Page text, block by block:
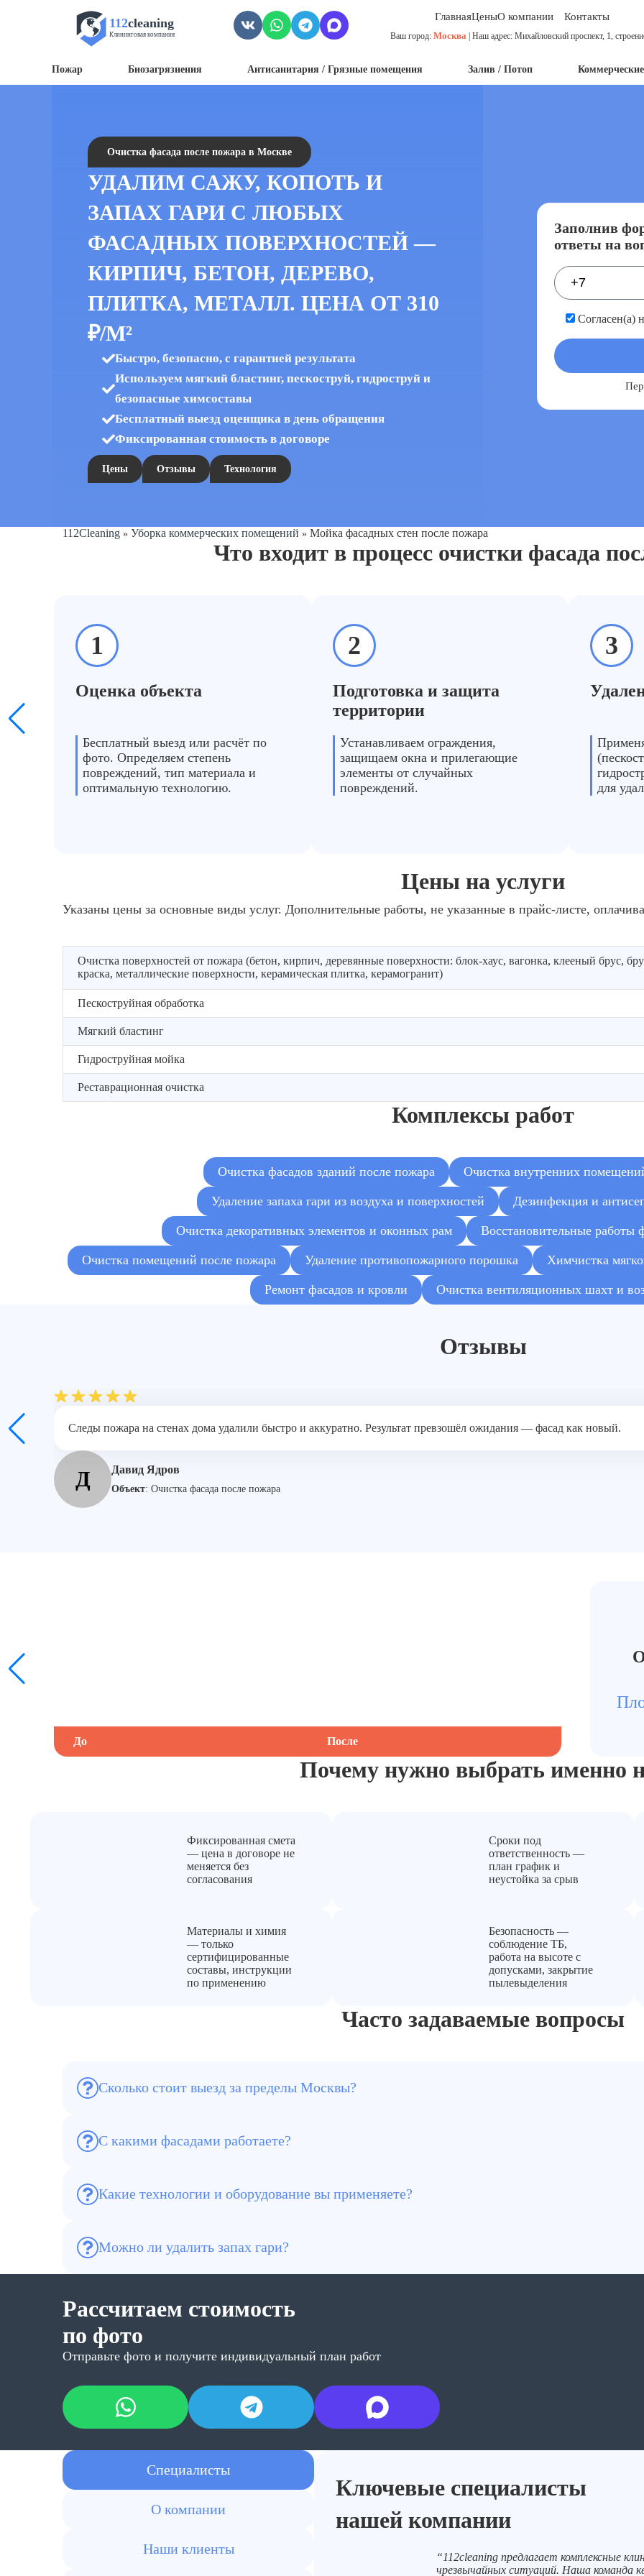
112cleaning
Клининговая компания
ГлавнаяЦеныО компании Контакты
Ваш город: Москва | Наш адрес: Михайловский проспект, 1,
Пожар Биозагрязнения Антисанитария / Грязные помещения Залив / Потоп Коммерческие
Очистка фасада после пожара в Москве
УДАЛИМ САЖУ, КОПОТЬ И
ЗАПАХ ГАРИ С ЛЮБЫХ
ФАСАДНЫХ ПОВЕРХНОСТЕЙ —
КИРПИЧ, БЕТОН, ДЕРЕВО,
ПЛИТКА, МЕТАЛЛ. ЦЕНА ОТ 310
₽/М²
Быстро, безопасно, с гарантией результата
Используем мягкий бластинг, пескоструй, гидроструй и
безопасные химсоставы
Бесплатный выезд оценщика в день обращения
Фиксированная стоимость в договоре
Цены Отзывы Технология
Заполнив
ответы на
Согласен(а)
112Cleaning » Уборка коммерческих помещений » Мойка фасадных стен после пожара
Что входит в процесс очистки фасада
1
Оценка объекта
Бесплатный выезд или расчёт по
фото. Определяем степень
повреждений, тип материала и
оптимальную технологию.
2
Подготовка и защита
территории
Устанавливаем ограждения,
защищаем окна и прилегающие
элементы от случайных
повреждений.
3
для
Цены на услуги
Указаны цены за основные виды услуг. Дополнительные работы, не указанные в прайс-листе,
Очистка поверхностей от пожара (бетон, кирпич, деревянные поверхности: блок-хаус, вагонка, клееный брус,
краска, металлические поверхности, керамическая плитка, керамогранит)
Пескоструйная обработка
Мягкий бластинг
Гидроструйная мойка
Реставрационная очистка
Комплексы работ
Очистка фасадов зданий после пожара Очистка внутренних
Удаление запаха гари из воздуха и поверхностей Дезинфекция и
Очистка декоративных элементов и оконных рам Восстановительные работы
Очистка помещений после пожара Удаление противопожарного порошка Химчистка
Ремонт фасадов и кровли Очистка вентиляционных шахт и
Отзывы
Следы пожара на стенах дома удалили быстро и аккуратно. Результат превзошёл ожидания — фасад как новый.
Д Давид Ядров
Объект: Очистка фасада после пожара
До После
Почему нужно выбрать именно
Фиксированная смета
— цена в договоре не
меняется без
согласования
Сроки под
ответственность —
план график и
неустойка за срыв
Материалы и химия
— только
сертифицированные
составы, инструкции
по применению
Безопасность —
соблюдение ТБ,
работа на высоте с
допусками, закрытие
пылевыделения
Часто задаваемые вопросы
Сколько стоит выезд за пределы Москвы?
По Москве и до 10 км за МКАД — бесплатно. Дальше — по договорённости.
С какими фасадами работаете?
Кирпич, бетон, дерево, камень, металл, плитка.
Какие технологии и оборудование вы применяете?
Оборудование и инвентарь: • роторные машины • механические, электромеханические инструменты
• профессиональная химия Технологии: • мягкий бластинг • Sponge бластинг • пескоструйная
Можно ли удалить запах гари?
Да, применяем озонаторы и химические нейтрализаторы.
Рассчитаем стоимость
по фото
Отправьте фото и получите индивидуальный план работ
Специалисты
О компании
Наши клиенты
Ключевые специалисты
нашей компании
“112cleaning предлагает комплексные
чрезвычайных ситуаций. Наша команда